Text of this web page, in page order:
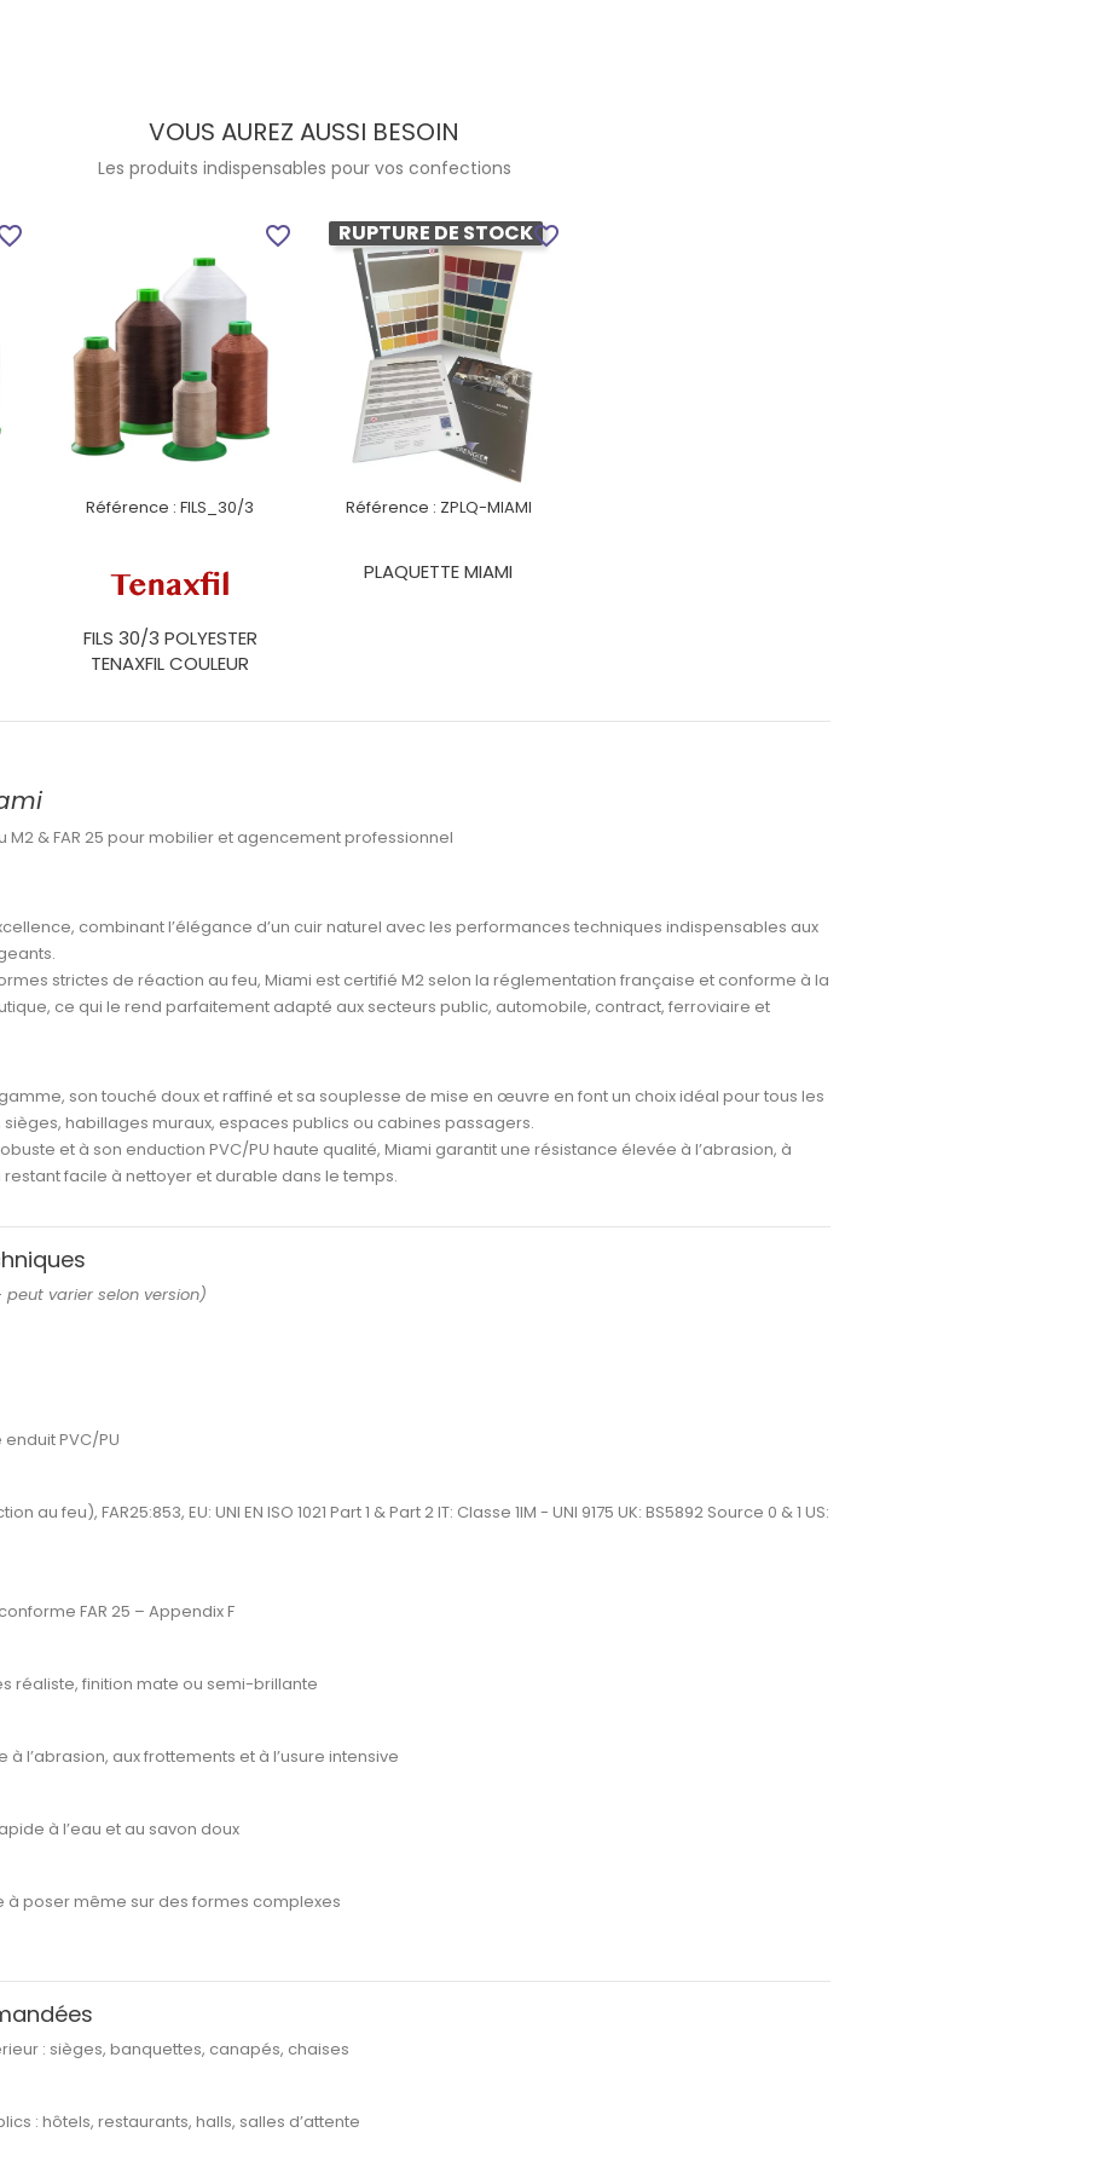
VOUS AUREZ AUSSI BESOIN
Les produits indispensables pour vos confections
Référence : FILS_30/3
FILS 30/3 POLYESTER
TENAXFIL COULEUR
favorite_border RUPTURE DE STOCK
Référence : ZPLQ-MIAMI
PLAQUETTE MIAMI
favorite_border
M2 & FAR 25 pour mobilier et agencement professionnel
, combinant l’élégance d’un cuir naturel avec les performances techniques indispensables aux
strictes de réaction au feu,Miami est certifié M2 selon la réglementation française et conforme à la
ce qui le rend parfaitement adapté aux secteurspublic, automobile, contract, ferroviaire et
, sontouché doux et raffiné et sa souplesse de mise en œuvre en font un choix idéal pour tous les
habillages muraux, espaces publics ou cabines passagers.
et à son enduction PVC/PU haute qualité, Miami garantit unerésistance élevée à l’abrasion, à
restant facile à nettoyer et durable dans le temps.
varier selon version)
PVC/PU
au feu), FAR25:853, EU: UNI EN ISO 1021 Part 1 & Part 2 IT: Classe 1IM - UNI 9175 UK: BS5892 Source 0 & 1 US:
conformeFAR 25 – Appendix F
réaliste, finition mate ou semi-brillante
à l’abrasion, aux frottements et à l’usure intensive
à l’eau et au savon doux
à poser même sur des formes complexes
: sièges, banquettes, canapés, chaises
: hôtels, restaurants, halls, salles d’attente